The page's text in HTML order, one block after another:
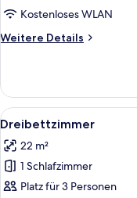
Kostenloses WLAN
Weitere Details
Weitere
Doppelzimmer
Alle
Fotos
für
Dreibettzimmer
anzeigen
9
Dreibettzimmer
22 m²
1 Schlafzimmer
Platz für 3 Personen